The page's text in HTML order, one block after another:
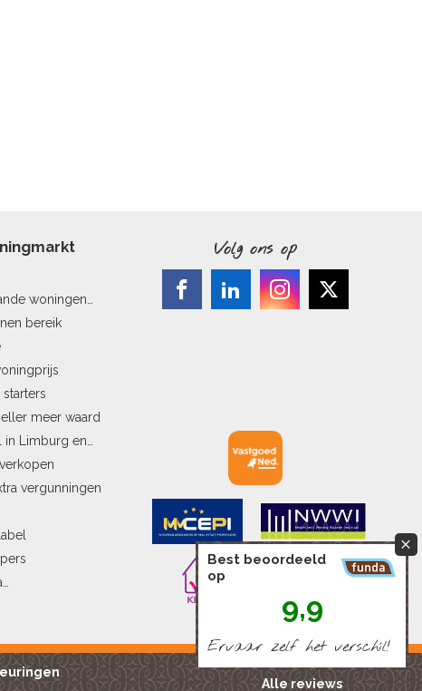
woningen
bereik
meer waard
in Limburg en
vergunningen
Volg ons op
Best beoordeeld
op
9,9
Ervaar zelf het verschíl!
Alle reviews